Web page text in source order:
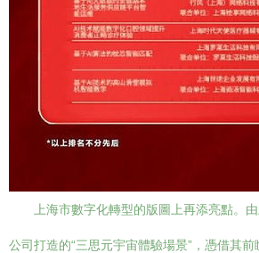
上海市數字化轉型的版圖上再添亮點。
公司打造的“三思元宇宙體驗場景”，憑借其